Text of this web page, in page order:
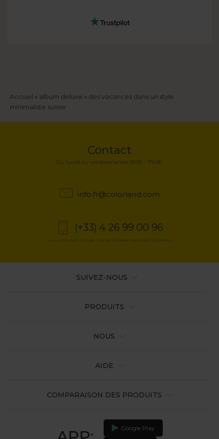
Fil
d'Ariane
Accueil album deluxe
des vacances dans un style
minimaliste suisse
Contact
Du lundi au vendredi entre 9h00 - 17h00.
info.fr@colorland.com
(+33) 4 26 99 00 96
Le numéro non surtaxé - les tarifs dépendent de l’opérateur
PRODUITS
NOUS
AIDE
COMPARAISON DES PRODUITS
Google Play
SUIVEZ-NOUS